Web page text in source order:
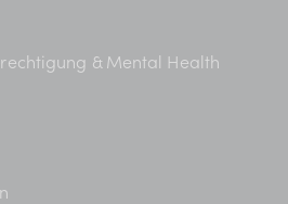
& Mental Health